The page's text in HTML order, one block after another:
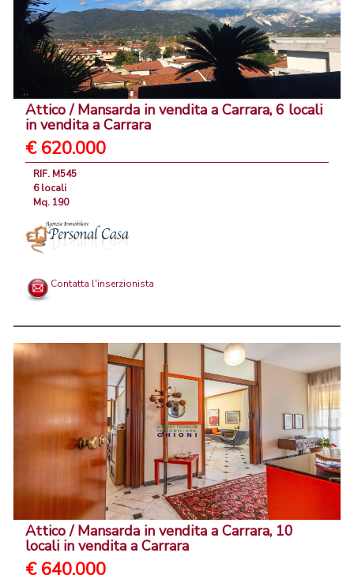
Attico / Mansarda in vendita a Carrara, 6 locali
in vendita a Carrara
€ 620.000
RIF. M545
6 locali
Mq. 190
Contatta l'inserzionista
Attico / Mansarda in vendita a Carrara, 10
locali in vendita a Carrara
€ 640.000